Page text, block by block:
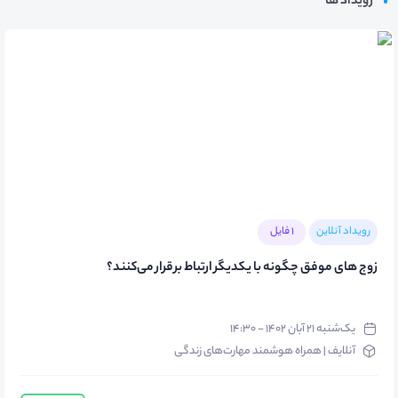
رویداد آنلاین 1 فایل
زوج های موفق چگونه با یکدیگر ارتباط برقرار می‌کنند؟
یک‌شنبه ۲۱ آبان ۱۴۰۲ - ۱۴:۳۰
آنلایف | همراه هوشمند مهارت‌های زندگی